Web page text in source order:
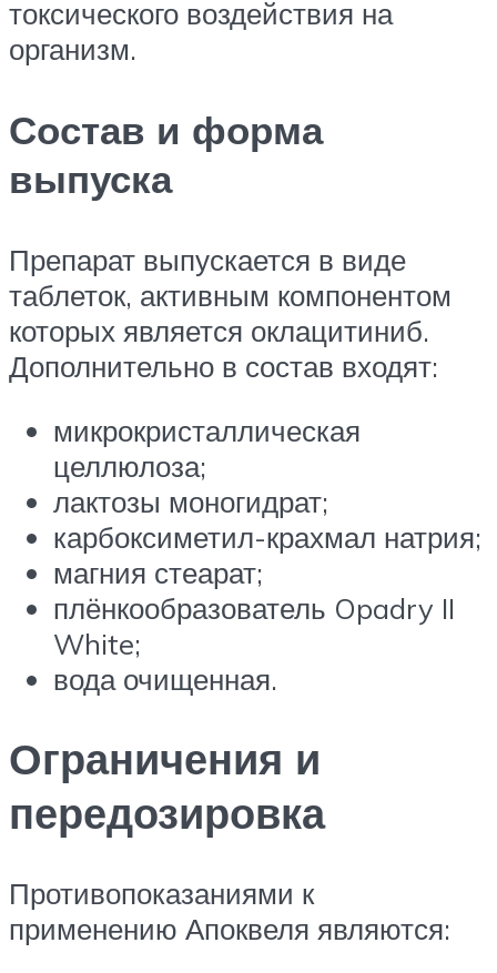
токсического воздействия на
организм.
Состав и форма
выпуска
Препарат выпускается в виде
таблеток, активным компонентом
которых является оклацитиниб.
Дополнительно в состав входят:
микрокристаллическая
целлюлоза;
лактозы моногидрат;
карбоксиметил-крахмал натрия;
магния стеарат;
плёнкообразователь Opadry II
White;
вода очищенная.
Ограничения и
передозировка
Противопоказаниями к
применению Апоквеля являются: